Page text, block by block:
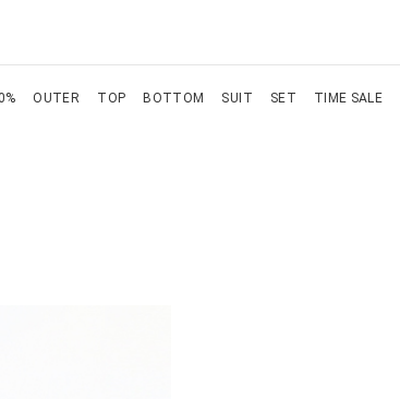
OUTER TOP BOTTOM SUIT SET TIME SALE